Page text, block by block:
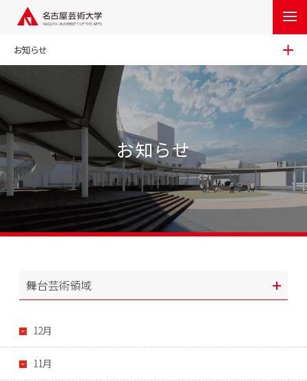
お知らせ
お知らせ
12月
11月